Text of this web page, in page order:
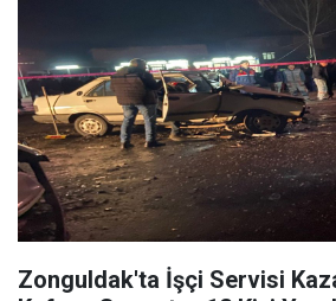
Zonguldak'ta İşçi Servisi